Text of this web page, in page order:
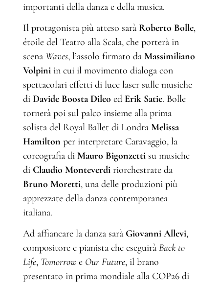
importanti della danza e della musica.
Il protagonista più atteso sarà Roberto Bolle,
étoile del Teatro alla Scala, che porterà in
scena Waves, l’assolo firmato da Massimiliano
Volpini in cui il movimento dialoga con
spettacolari effetti di luce laser sulle musiche
di Davide Boosta Dileo ed Erik Satie. Bolle
tornerà poi sul palco insieme alla prima
solista del Royal Ballet di Londra Melissa
Hamilton per interpretare Caravaggio, la
coreografia di Mauro Bigonzetti su musiche
di Claudio Monteverdi riorchestrate da
Bruno Moretti, una delle produzioni più
apprezzate della danza contemporanea
italiana.
Ad affiancare la danza sarà Giovanni Allevi,
compositore e pianista che eseguirà Back to
Life, Tomorrow e Our Future, il brano
presentato in prima mondiale alla COP26 di